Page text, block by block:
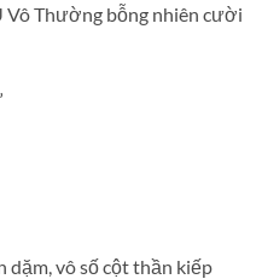
Vô Thường bỗng nhiên cười
dặm, vô số cột thần kiếp